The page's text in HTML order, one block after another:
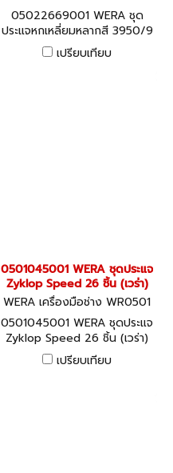
22669001
05022669001 WERA ชุด
ประแจหกเหลี่ยมหลากสี 3950/9
Hex-Plus Stainless (เวร่า)
เปรียบเทียบ
0501045001 WERA ชุดประแจ
Zyklop Speed 26 ชิ้น (เวร่า)
WERA เครื่องมือช่าง WR0501
045001
0501045001 WERA ชุดประแจ
Zyklop Speed 26 ชิ้น (เวร่า)
เปรียบเทียบ